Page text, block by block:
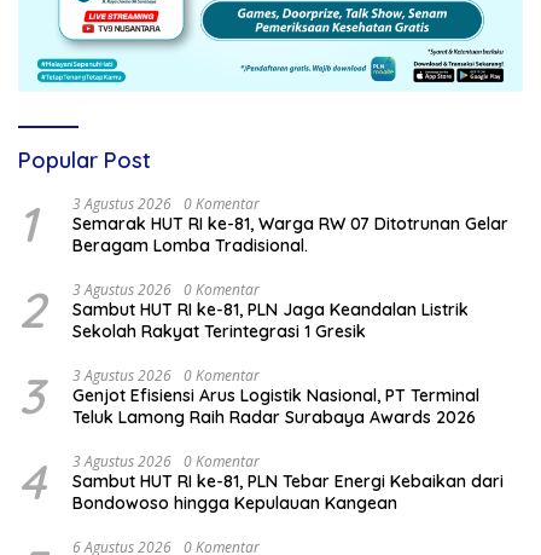
Popular Post
1 3 Agustus 2026 0 Komentar
Semarak HUT RI ke-81, Warga RW 07 Ditotrunan Gelar
Beragam Lomba Tradisional.
2 3 Agustus 2026 0 Komentar
Sambut HUT RI ke-81, PLN Jaga Keandalan Listrik
Sekolah Rakyat Terintegrasi 1 Gresik
3 3 Agustus 2026 0 Komentar
Genjot Efisiensi Arus Logistik Nasional, PT Terminal
Teluk Lamong Raih Radar Surabaya Awards 2026
4 3 Agustus 2026 0 Komentar
Sambut HUT RI ke-81, PLN Tebar Energi Kebaikan dari
Bondowoso hingga Kepulauan Kangean
6 Agustus 2026 0 Komentar